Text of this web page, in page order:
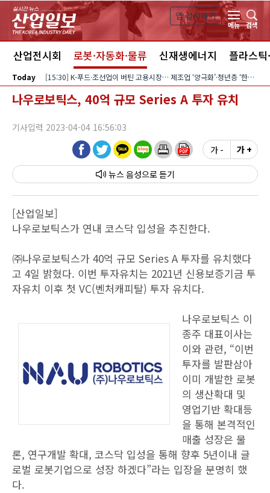
본문 바로가기
앱 설치하기
메뉴
검색
산업전시회 로봇·자동화·물류 신재생에너지 플라스틱
Today [15:30] K-푸드·조선업이 버틴 고용시장… 제조업 ‘양극화’·청년층 ‘한파’ 지속
나우로보틱스, 40억 규모 Series A 투자 유치
기사입력 2023-04-04 16:56:03
뉴스 음성
가 - 가 +
[산업일보]
나우로보틱스가 연내 코스닥 입성을 추진한다.
㈜나우로보틱스가 40억 규모 Series A 투자를 유치했다
고 4일 밝혔다. 이번 투자유치는 2021년 신용보증기금 투
자유치 이후 첫 VC(벤처캐피탈) 투자 유치다.
나우로보틱스 이
종주 대표이사는
이와 관련, “이번
투자를 발판삼아
이미 개발한 로봇
의 생산확대 및
영업기반 확대등
을 통해 본격적인
매출 성장은 물
론, 연구개발 확대, 코스닥 입성을 통해 향후 5년이내 글
로벌 로봇기업으로 성장 하겠다”라는 입장을 분명히 했
다.